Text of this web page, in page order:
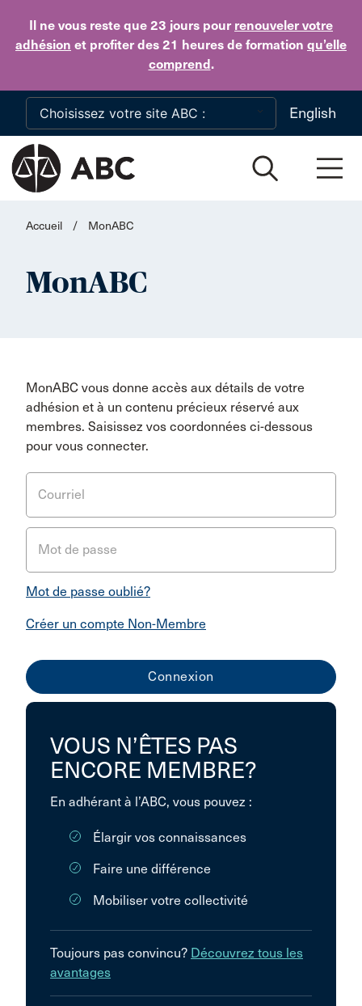
Il ne vous reste que 23 jours pour renouveler votre
adhésion et profiter des 21 heures de formation qu’elle
comprend.
Skip to main content
English
Accueil / MonABC
MonABC
MonABC vous donne accès aux détails de votre
adhésion et à un contenu précieux réservé aux
membres. Saisissez vos coordonnées ci-dessous
pour vous connecter.
Courriel
Mot de passe
Mot de passe oublié?
Créer un compte Non-Membre
VOUS N’ÊTES PAS
ENCORE MEMBRE?
En adhérant à l’ABC, vous pouvez :
Élargir vos connaissances
Faire une différence
Mobiliser votre collectivité
Toujours pas convincu? Découvrez tous les
avantages